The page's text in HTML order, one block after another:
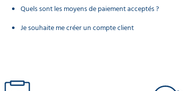
Quels sont les moyens de paiement acceptés ?
Je souhaite me créer un compte client